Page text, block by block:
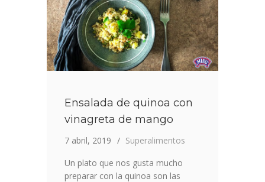
Ensalada de quinoa con
vinagreta de mango
7 abril, 2019
Superalimentos
Un plato que nos gusta mucho
preparar con la quinoa son las